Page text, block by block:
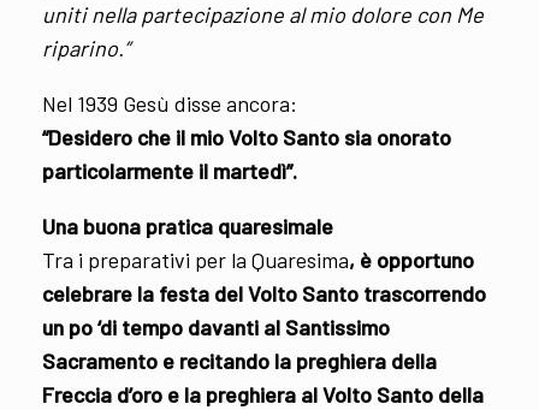
uniti nella partecipazione al mio dolore con Me
riparino.”
Nel 1939 Gesù disse ancora:
“Desidero che il mio Volto Santo sia onorato
particolarmente il martedì”.
Una buona pratica quaresimale
Tra i preparativi per la Quaresima, è opportuno
celebrare la festa del Volto Santo trascorrendo
un po ‘di tempo davanti al Santissimo
Sacramento e recitando la preghiera della
Freccia d’oro e la preghiera al Volto Santo della